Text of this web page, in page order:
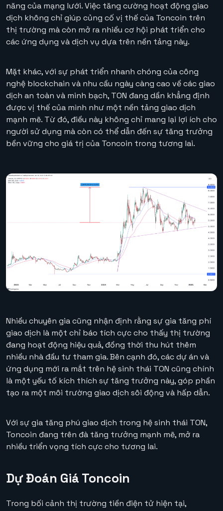
năng của mạng lưới. Việc tăng cường hoạt động giao
dịch không chỉ giúp củng cố vị thế của Toncoin trên
thị trường mà còn mở ra nhiều cơ hội phát triển cho
các ứng dụng và dịch vụ dựa trên nền tảng này.
Mặt khác, với sự phát triển nhanh chóng của công
nghệ blockchain và nhu cầu ngày càng cao về các giao
dịch an toàn và minh bạch, TON đang dần khẳng định
được vị thế của mình như một nền tảng giao dịch
mạnh mẽ. Từ đó, điều này không chỉ mang lại lợi ích cho
người sử dụng mà còn có thể dẫn đến sự tăng trưởng
bền vững cho giá trị của Toncoin trong tương lai.
Nhiều chuyên gia cũng nhận định rằng sự gia tăng phí
giao dịch là một chỉ báo tích cực cho thấy thị trường
đang hoạt động hiệu quả, đồng thời thu hút thêm
nhiều nhà đầu tư tham gia. Bên cạnh đó, các dự án và
ứng dụng mới ra mắt trên hệ sinh thái TON cũng chính
là một yếu tố kích thích sự tăng trưởng này, góp phần
tạo ra một môi trường giao dịch sôi động và hấp dẫn.
Với sự gia tăng phú giao dịch trong hệ sinh thái TON,
Toncoin đang trên đà tăng trưởng mạnh mẽ, mở ra
nhiều triển vọng tích cực cho tương lai.
Dự Đoán Giá Toncoin
Trong bối cảnh thị trường tiền điện tử hiện tại,